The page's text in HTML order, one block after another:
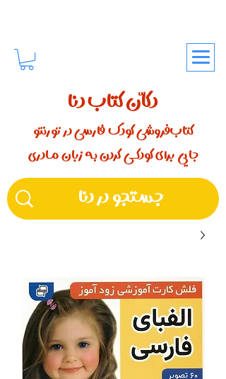
دکّان کتاب دنا
کتاب‌فروشی کودک فارسی در تورنتو
جایی برای کودکـــی کردن بـه زبان مـادری